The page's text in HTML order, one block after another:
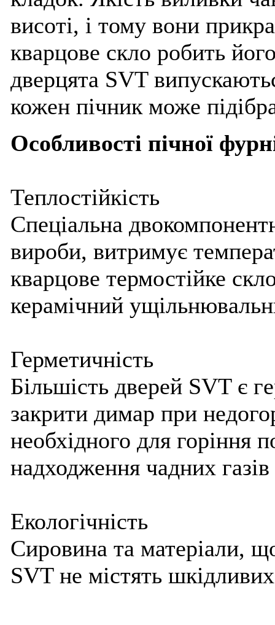
висоті, і тому вони
кварцове скло робить
дверцята SVT
кожен пічник може
Особливості пічної
Теплостійкість
Спеціальна
вироби, витримує
кварцове термостійке
керамічний
Герметичність
Більшість дверей SVT є
закрити димар при
необхідного для горіння
надходження чадних
Екологічність
Сировина та матеріали,
SVT не містять